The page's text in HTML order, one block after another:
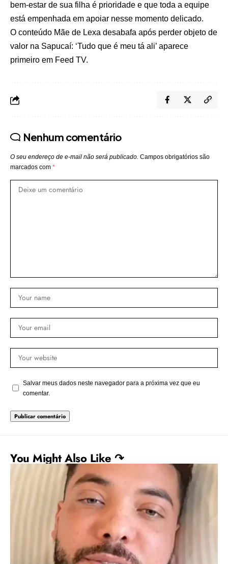
bem-estar de sua filha é prioridade e que toda a equipe
está empenhada em apoiar nesse momento delicado.
O conteúdo Mãe de Lexa desabafa após perder objeto de
valor na Sapucaí: ‘Tudo que é meu tá ali’ aparece
primeiro em Feed TV.
Nenhum comentário
O seu endereço de e-mail não será publicado. Campos obrigatórios são
marcados com *
Salvar meus dados neste navegador para a próxima vez que eu
comentar.
You Might Also Like ↷